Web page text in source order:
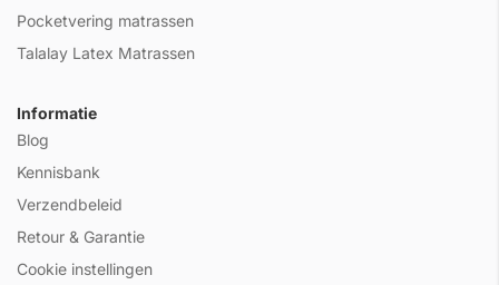
Pocketvering matrassen
Talalay Latex Matrassen
Informatie
Blog
Kennisbank
Verzendbeleid
Retour & Garantie
Cookie instellingen